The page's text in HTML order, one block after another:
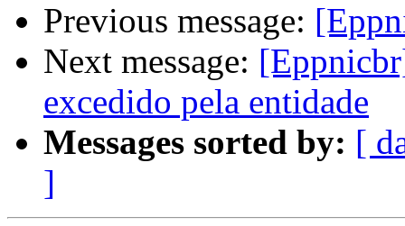
Previous message:
Next message:
excedido pela entidade
Messages sorted by: [
]